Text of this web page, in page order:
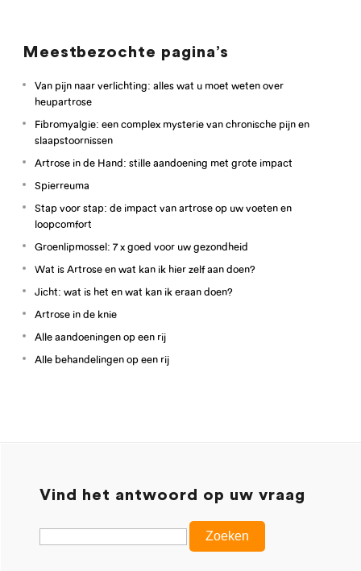
Meestbezochte pagina’s
Van pijn naar verlichting: alles wat u moet weten over
heupartrose
Fibromyalgie: een complex mysterie van chronische pijn en
slaapstoornissen
Artrose in de Hand: stille aandoening met grote impact
Spierreuma
Stap voor stap: de impact van artrose op uw voeten en
loopcomfort
Groenlipmossel: 7 x goed voor uw gezondheid
Wat is Artrose en wat kan ik hier zelf aan doen?
Jicht: wat is het en wat kan ik eraan doen?
Artrose in de knie
Alle aandoeningen op een rij
Alle behandelingen op een rij
Vind het antwoord op uw vraag